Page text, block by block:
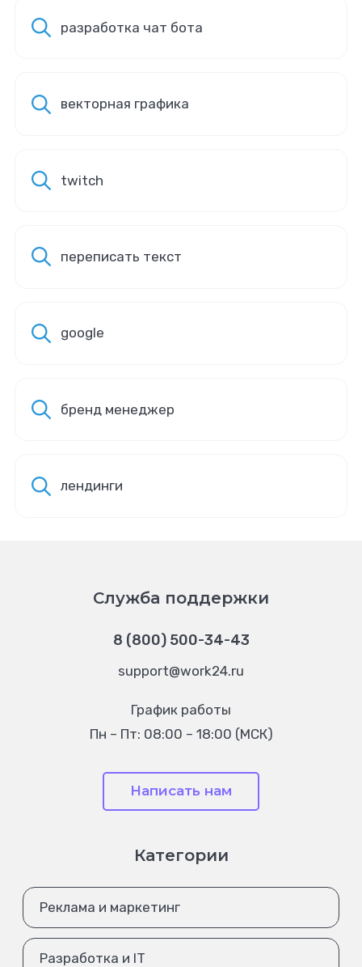
разработка чат бота
векторная графика
twitch
переписать текст
google
бренд менеджер
лендинги
Служба поддержки
8 (800) 500-34-43
support@work24.ru
График работы
Пн – Пт: 08:00 – 18:00 (МСК)
Написать нам
Категории
Реклама и маркетинг
Разработка и IT